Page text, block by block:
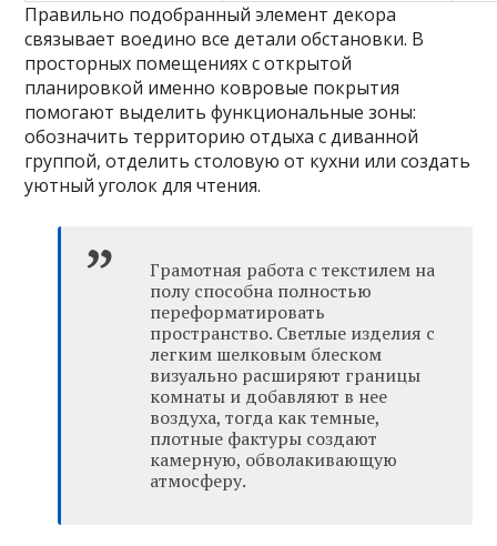
Правильно подобранный элемент декора
связывает воедино все детали обстановки. В
просторных помещениях с открытой
планировкой именно ковровые покрытия
помогают выделить функциональные зоны:
обозначить территорию отдыха с диванной
группой, отделить столовую от кухни или создать
уютный уголок для чтения.
Грамотная работа с текстилем на
полу способна полностью
переформатировать
пространство. Светлые изделия с
легким шелковым блеском
визуально расширяют границы
комнаты и добавляют в нее
воздуха, тогда как темные,
плотные фактуры создают
камерную, обволакивающую
атмосферу.